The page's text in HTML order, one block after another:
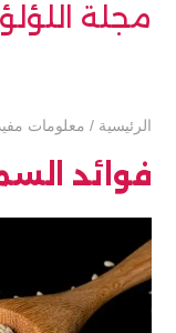
مجلة
الرئيسية / معلومات
فوائد